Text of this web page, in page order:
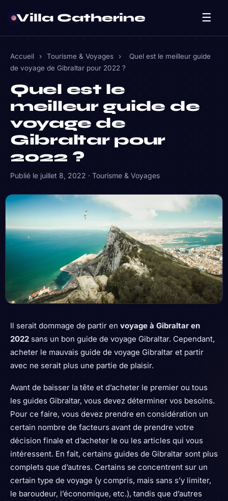
Villa Catherine ☰
Accueil › Tourisme & Voyages ›
Quel est le meilleur guide
de voyage de Gibraltar pour 2022 ?
Quel est le
meilleur guide de
voyage de
Gibraltar pour
2022 ?
Publié le juillet 8, 2022 · Tourisme & Voyages
Il serait dommage de partir en voyage à Gibraltar en
2022 sans un bon guide de voyage Gibraltar. Cependant,
acheter le mauvais guide de voyage Gibraltar et partir
avec ne serait plus une partie de plaisir.
Avant de baisser la tête et d’acheter le premier ou tous
les guides Gibraltar, vous devez déterminer vos besoins.
Pour ce faire, vous devez prendre en considération un
certain nombre de facteurs avant de prendre votre
décision finale et d’acheter le ou les articles qui vous
intéressent. En fait, certains guides de Gibraltar sont plus
complets que d’autres. Certains se concentrent sur un
certain type de voyage (y compris, mais sans s’y limiter,
le baroudeur, l’économique, etc.), tandis que d’autres